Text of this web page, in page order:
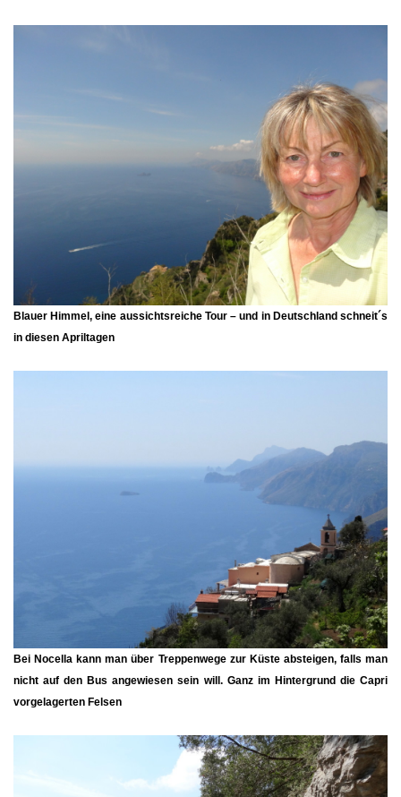
Blauer Himmel, eine aussichtsreiche Tour – und in Deutschland schneit´s
in diesen Apriltagen
BeiNocella kann man über Treppenwege zur Küste absteigen, falls man
nicht auf den Bus angewiesen sein will. Ganz im Hintergrund die Capri
vorgelagerten Felsen